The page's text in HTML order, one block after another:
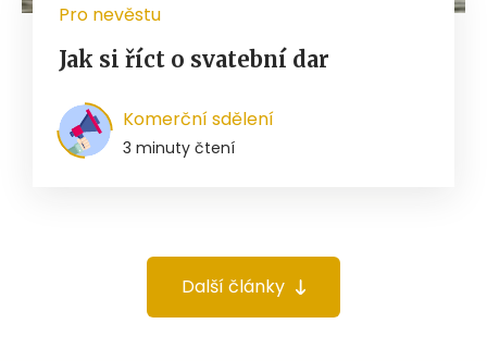
Pro nevěstu
Jak si říct o svatební dar
Komerční sdělení
3 minuty čtení
Další články